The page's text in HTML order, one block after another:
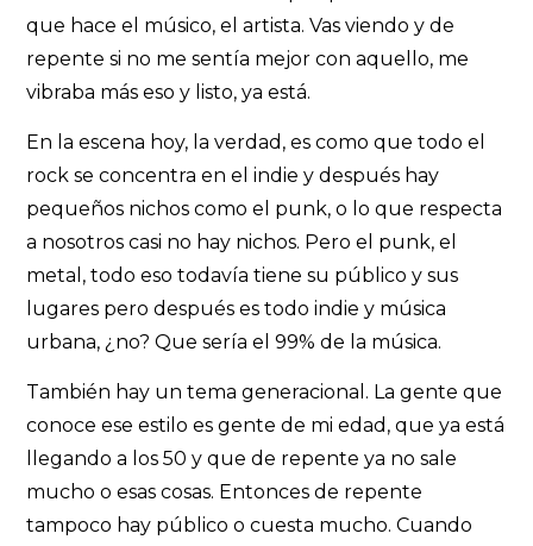
que hace el músico, el artista. Vas viendo y de
repente si no me sentía mejor con aquello, me
vibraba más eso y listo, ya está.
En la escena hoy, la verdad, es como que todo el
rock se concentra en el indie y después hay
pequeños nichos como el punk, o lo que respecta
a nosotros casi no hay nichos. Pero el punk, el
metal, todo eso todavía tiene su público y sus
lugares pero después es todo indie y música
urbana, ¿no? Que sería el 99% de la música.
También hay un tema generacional. La gente que
conoce ese estilo es gente de mi edad, que ya está
llegando a los 50 y que de repente ya no sale
mucho o esas cosas. Entonces de repente
tampoco hay público o cuesta mucho. Cuando